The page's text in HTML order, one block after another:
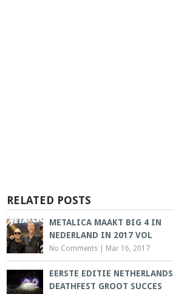
RELATED POSTS
METALICA MAAKT BIG 4 IN
NEDERLAND IN 2017 VOL
No Comments Mar 16, 2017
EERSTE EDITIE NETHERLANDS
DEATHFEST GROOT SUCCES